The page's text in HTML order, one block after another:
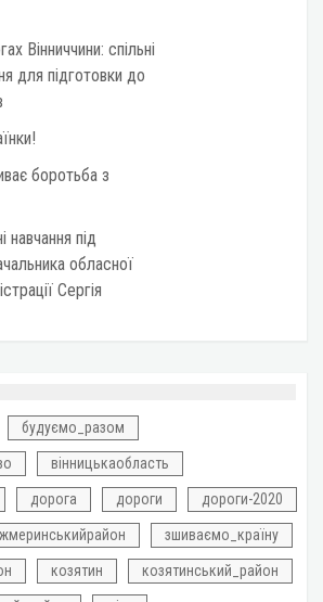
Вінниччини: спільні
для підготовки до
боротьба з
під
обласної
Сергія
будуємо_разом
вінницькаобласть
дорога дороги дороги-2020
жмеринськийрайон зшиваємо_країну
козятин козятинський_район